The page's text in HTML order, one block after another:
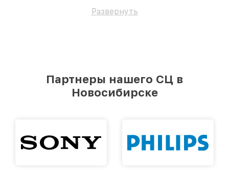
Развернуть
Партнеры нашего СЦ в
Новосибирске